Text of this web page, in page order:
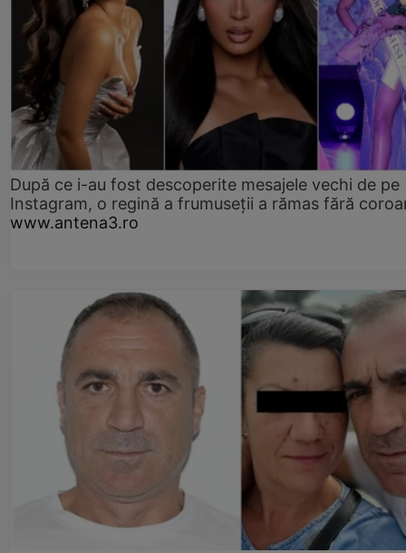
După ce i-au fost descoperite mesajele vechi de pe
Instagram, o regină a frumuseții a rămas fără
www.antena3.ro